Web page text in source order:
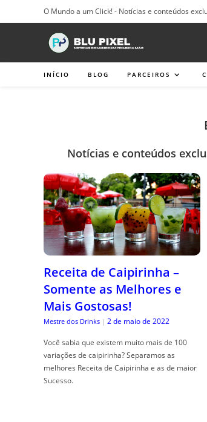
para
O Mundo a um Click! - Notícias e conteúdos
INÍCIO BLOG PARCEIROS
Notícias e conteúdos
Receita de Caipirinha –
Somente as Melhores e
Mais Gostosas!
Mestre dos Drinks | 2 de maio de 2022
Você sabia que existem muito mais de 100
variações de caipirinha? Separamos as
melhores Receita de Caipirinha e as de maior
Sucesso.